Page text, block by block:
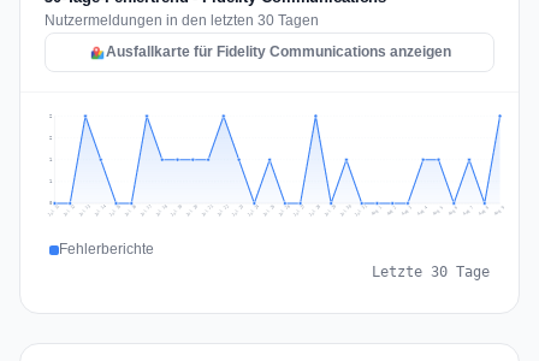
Nutzermeldungen in den letzten 30 Tagen
Ausfallkarte für Fidelity Communications anzeigen
1
1
2
2
Jul 11 Jul 12 Jul 13 Jul 14 Jul 15 Jul 16 Jul 17 Jul 18 Jul 19 Jul 20 Jul 21 Jul 22 Jul 23 Jul 24 Jul 25 Jul 26 Jul 27 Jul 28 Jul 29 Jul 30 Jul 31 Aug 1 Aug 2 Aug 3 Aug 4 Aug 5 Aug 6 Aug 7 Aug 8 Aug 9
Fehlerberichte
Letzte 30 Tage